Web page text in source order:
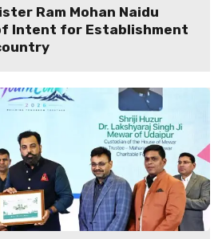
Ram Mohan Naidu
Intent for Establishment